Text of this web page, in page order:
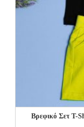
Βρεφικό Σετ Τ-